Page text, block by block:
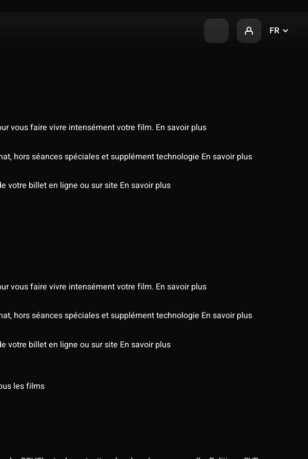
FR
vous faire vivre intensément votre film. En savoir plus
hors séances spéciales et supplément technologie En savoir plus
votre billet en ligne ou sur site En savoir plus
vous faire vivre intensément votre film. En savoir plus
hors séances spéciales et supplément technologie En savoir plus
votre billet en ligne ou sur site En savoir plus
les films